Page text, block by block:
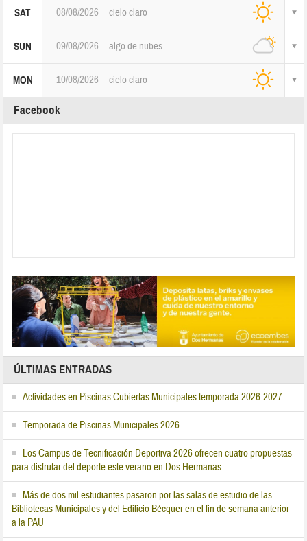
SAT 08/08/2026 cielo claro
SUN 09/08/2026 algo de nubes
MON 10/08/2026 cielo claro
Facebook
ÚLTIMAS ENTRADAS
Actividades en Piscinas Cubiertas Municipales temporada 2026-2027
Temporada de Piscinas Municipales 2026
Los Campus de Tecnificación Deportiva 2026 ofrecen cuatro propuestas
para disfrutar del deporte este verano en Dos Hermanas
Más de dos mil estudiantes pasaron por las salas de estudio de las
Bibliotecas Municipales y del Edificio Bécquer en el fin de semana anterior
a la PAU